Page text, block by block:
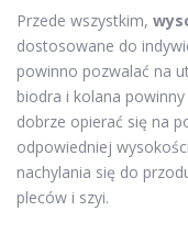
Przede wszystkim,
dostosowane do
powinno pozwalać na
biodra i kolana
dobrze opierać się na
odpowiedniej
nachylania się do
pleców i szyi.